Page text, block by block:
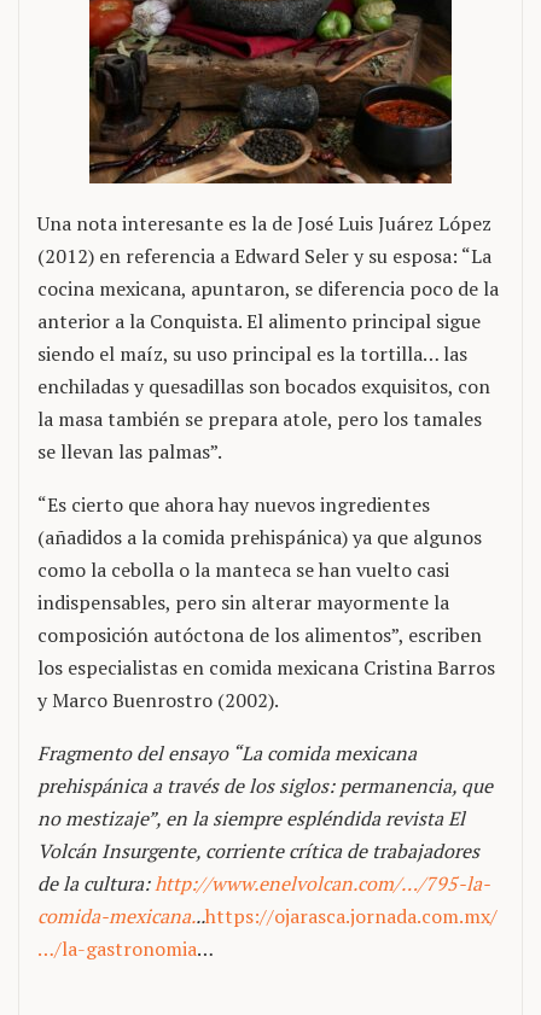
Una nota interesante es la de José Luis Juárez López
(2012) en referencia a Edward Seler y su esposa: “La
cocina mexicana, apuntaron, se diferencia poco de la
anterior a la Conquista. El alimento principal sigue
siendo el maíz, su uso principal es la tortilla… las
enchiladas y quesadillas son bocados exquisitos, con
la masa también se prepara atole, pero los tamales
se llevan las palmas”.
“Es cierto que ahora hay nuevos ingredientes
(añadidos a la comida prehispánica) ya que algunos
como la cebolla o la manteca se han vuelto casi
indispensables, pero sin alterar mayormente la
composición autóctona de los alimentos”, escriben
los especialistas en comida mexicana Cristina Barros
y Marco Buenrostro (2002).
Fragmento del ensayo “La comida mexicana
prehispánica a través de los siglos: permanencia, que
no mestizaje”, en la siempre espléndida revista El
Volcán Insurgente, corriente crítica de trabajadores
de la cultura:http://www.enelvolcan.com/…/795-la-
comida-mexicana...https://ojarasca.jornada.com.mx/
…/la-gastronomia…